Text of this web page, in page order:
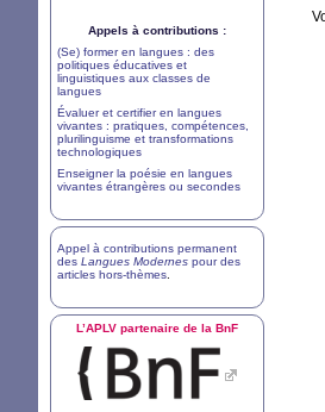
Appels à contributions :
(Se) former en langues : des
politiques éducatives et
linguistiques aux classes de
langues
Évaluer et certifier en langues
vivantes : pratiques, compétences,
plurilinguisme et transformations
technologiques
Enseigner la poésie en langues
vivantes étrangères ou secondes
Appel à contributions permanent
des Langues Modernes pour des
articles hors-thèmes
L’APLV partenaire de la BnF